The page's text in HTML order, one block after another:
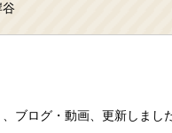
谷
、ブログ・動画、更新しまし